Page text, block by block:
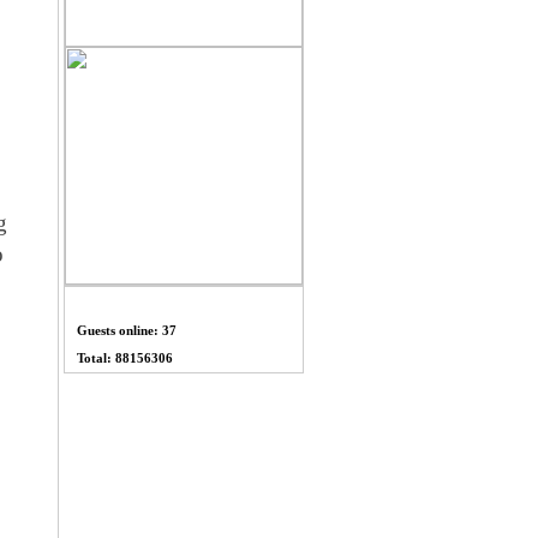
Guests online: 37
Total: 88156306